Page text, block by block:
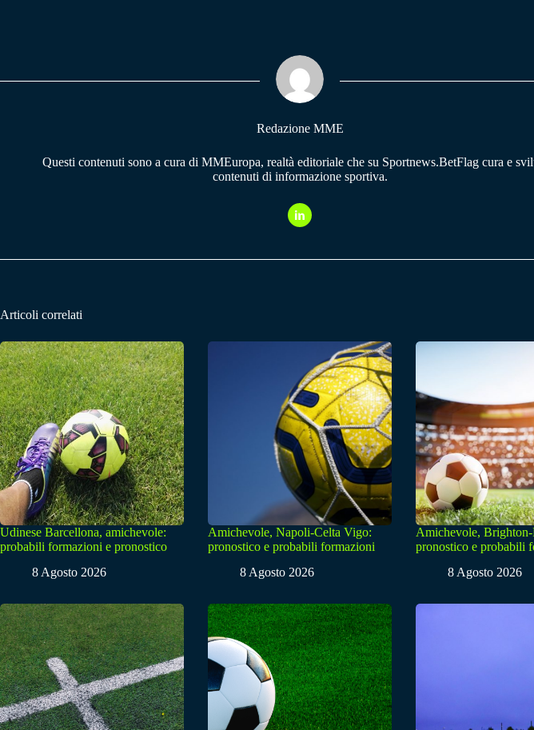
pp m
Redazione MME
Questi contenuti sono a cura di MMEuropa, realtà editoriale che su Sportnews.BetFlag cura e
contenuti di informazione sportiva.
Articoli correlati
Udinese Barcellona, amichevole:
probabili formazioni e pronostico
8 Agosto 2026
Amichevole, Napoli-Celta Vigo:
pronostico e probabili formazioni
8 Agosto 2026
Amichevole, Brighton-
pronostico e probabili
8 Agosto 2026